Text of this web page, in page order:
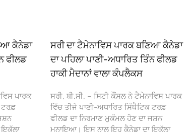
ਕੈਨੇਡਾ
ਫੀਲਡ
ਪਾਰਕ
ਟਰਫ਼
ਸਰੀ ਦਾ ਟੈਮੇਨਾਵਿਸ ਪਾਰਕ ਬਣਿਆ ਕੈਨੇਡਾ
ਦਾ ਪਹਿਲਾ ਪਾਣੀ-ਅਧਾਰਿਤ ਤਿੰਨ ਫੀਲਡ
ਹਾਕੀ ਮੈਦਾਨਾਂ ਵਾਲਾ ਕੰਪਲੈਕਸ
ਸਰੀ, ਬੀ.ਸੀ. – ਸਿਟੀ ਕੌਂਸਲ ਨੇ ਟੈਮੇਨਾਵਿਸ ਪਾਰਕ
ਵਿੱਚ ਤੀਜੇ ਪਾਣੀ-ਅਧਾਰਿਤ ਸਿੰਥੈਟਿਕ ਟਰਫ਼
ਫੀਲਡ ਦਾ ਨਿਰਮਾਣ ਮੁਕੰਮਲ ਹੋਣ ਦਾ ਜਸ਼ਨ
ਮਨਾਇਆ। ਇਸ ਨਾਲ ਇਹ ਕੈਨੇਡਾ ਦਾ ਇਕੱਲਾ